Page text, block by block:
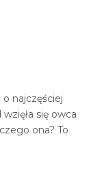
najczęściej
się owca
ona? To